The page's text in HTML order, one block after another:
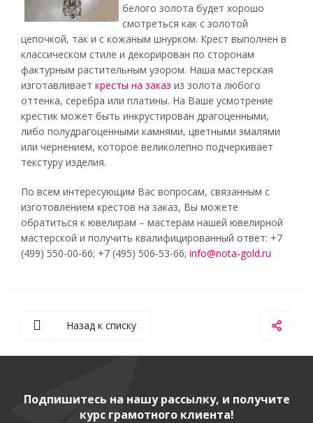
белого золота будет хорошо
смотреться как с золотой
цепочкой, так и с кожаным шнурком. Крест выполнен в
классическом стиле и декорирован по сторонам
фактурным растительным узором. Наша мастерская
изготавливает кресты на заказ из золота любого
оттенка, серебра или платины. На Ваше усмотрение
крестик может быть инкрустирован драгоценными,
либо полудрагоценными камнями, цветными эмалями
или чернением, которое великолепно подчеркивает
текстуру изделия.
По всем интересующим Вас вопросам, связанным с
изготовлением крестов на заказ, Вы можете
обратиться к ювелирам – мастерам нашей ювелирной
мастерской и получить квалифицированный ответ: +7
(499) 550-00-66; +7 (495) 506-53-66; info@nota-gold.ru
Назад к списку
Подпишитесь на нашу рассылку, и получите
курс грамотного клиента!